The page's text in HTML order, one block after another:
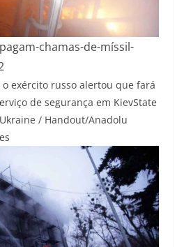
chamas-de-míssil-
exército russo alertou que fará
de segurança em KievState
/ Handout/Anadolu